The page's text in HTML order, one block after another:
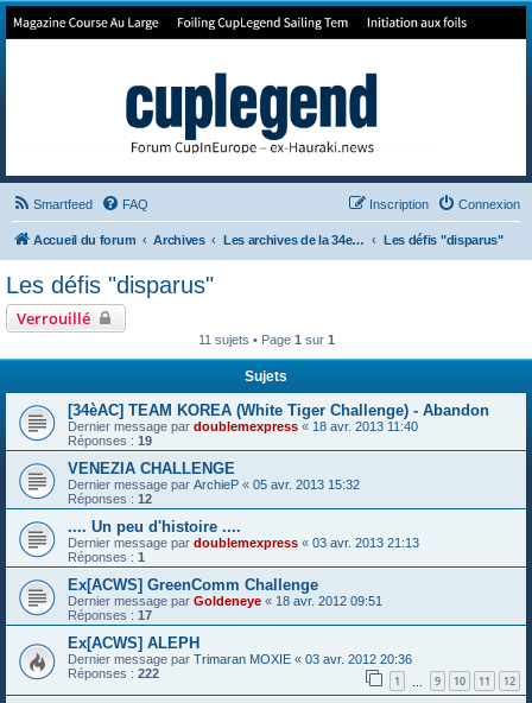
Forum de Cup In Europe
Smartfeed FAQ Connexion
Inscription
Accueil du forum Archives Les archives de la 34e America's Cup Les défis "disparus"
Les défis "disparus"
Verrouillé
11 sujets • Page 1sur 1
Sujets
[34èAC] TEAM KOREA (White Tiger Challenge) - Abandon
Dernier message par doublemexpress « 18 avr. 2013 11:40
Réponses : 19
VENEZIA CHALLENGE
Dernier message par ArchieP « 05 avr. 2013 15:32
Réponses : 12
.... Un peu d'histoire ....
Dernier message par doublemexpress « 03 avr. 2013 21:13
Réponses : 1
Ex[ACWS] GreenComm Challenge
Dernier message par Goldeneye « 18 avr. 2012 09:51
Réponses : 17
Ex[ACWS] ALEPH
Dernier message par Trimaran MOXIE « 03 avr. 2012 20:36
Réponses : 222 1 9 10 11 12